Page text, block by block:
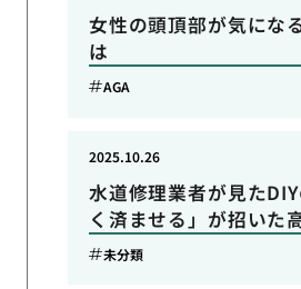
女性の頭頂部が気にな
は
AGA
水道修理業者が見た
く済ませる」が招いた
2025.10.26
未分類